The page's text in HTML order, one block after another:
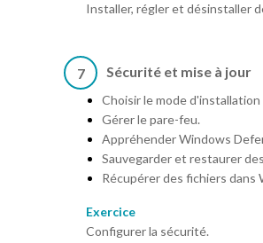
Installer, régler et désinstaller
7 Sécurité et mise à jour
Choisir le mode d'installation
Gérer le pare-feu.
Appréhender Windows
Sauvegarder et restaurer
Récupérer des fichiers dans
Exercice
Configurer la sécurité.